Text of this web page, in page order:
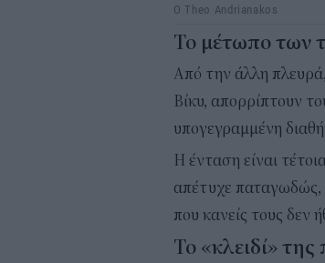
Ο Theo Andrianakos
Το μέτωπο των
Από την άλλη
Βίκυ, απορρίπτουν
υπογεγραμμένη
Η ένταση είναι
απέτυχε παταγωδώς,
που κανείς τους δεν
Το «κλειδί»